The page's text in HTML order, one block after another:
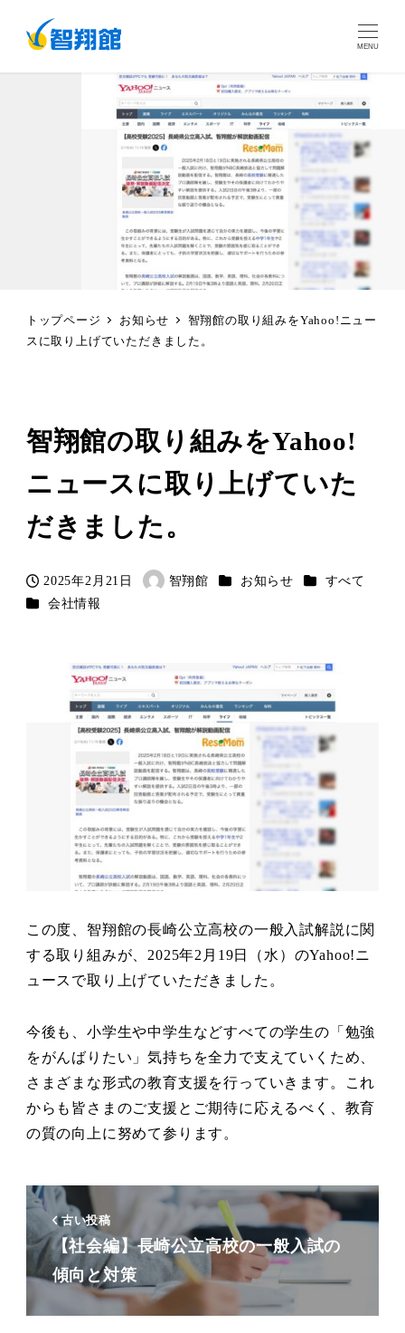
MENU
トップページ お知らせ
智翔館の取り組みをYahoo!ニュー
スに取り上げていただきました。
智翔館の取り組みをYahoo!
ニュースに取り上げていた
だきました。
投稿日
2025年2月21日
著
智翔館 カテゴリー
お知らせ カテゴリー
すべて
カテゴリー
会社情報
この度、智翔館の長崎公立高校の一般入試解説に関
する取り組みが、2025年2月19日（水）のYahoo!ニ
ュースで取り上げていただきました。
今後も、小学生や中学生などすべての学生の「勉強
をがんばりたい」気持ちを全力で支えていくため、
さまざまな形式の教育支援を行っていきます。これ
からも皆さまのご支援とご期待に応えるべく、教育
の質の向上に努めて参ります。
古い投稿
【社会編】長崎公立高校の一般入試の
傾向と対策